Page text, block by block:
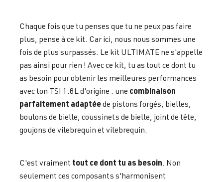
Chaque fois que tu penses que tu ne peux pas faire
plus, pense à ce kit. Car ici, nous nous sommes une
fois de plus surpassés. Le kit ULTIMATE ne s'appelle
pas ainsi pour rien ! Avec ce kit, tu as tout ce dont tu
as besoin pour obtenir les meilleures performances
avec ton TSI 1.8L d'origine : une combinaison
parfaitement adaptéede pistons forgés, bielles,
boulons de bielle, coussinets de bielle, joint de tête,
goujons de vilebrequin et vilebrequin.
C'est vraiment tout ce dont tu as besoin . Non
seulement ces composants s'harmonisent